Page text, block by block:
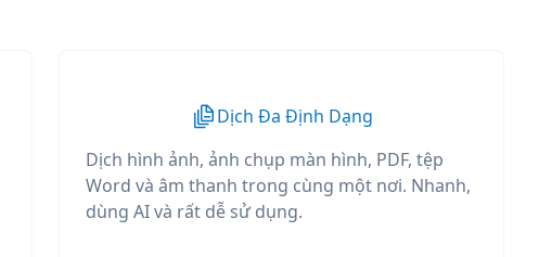
Dịch Đa Định Dạng
Dịch hình ảnh, ảnh chụp màn hình, PDF, tệp
Word và âm thanh trong cùng một nơi. Nhanh,
dùng AI và rất dễ sử dụng.